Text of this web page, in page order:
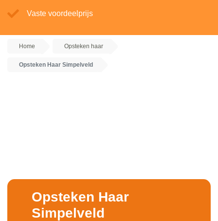
Vaste voordeelprijs
Home Opsteken haar
Opsteken Haar Simpelveld
Opsteken Haar
Simpelveld